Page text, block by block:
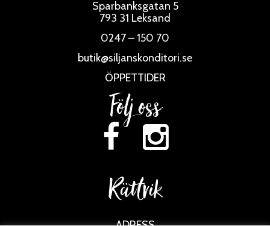
Sparbanksgatan 5
793 31 Leksand
0247 – 150 70
butik@siljanskonditori.se
ÖPPETTIDER
Följ oss
Rättvik